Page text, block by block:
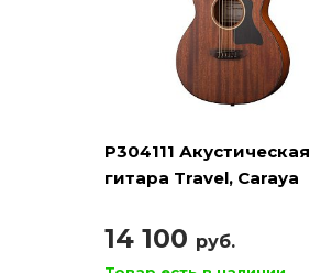
P304111 Акустическая
гитара Travel, Caraya
14 100 руб.